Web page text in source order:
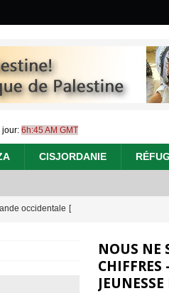
jour: 6h:45 AM GMT
CISJORDANIE
occidentale [
NOUS NE
CHIFFRES